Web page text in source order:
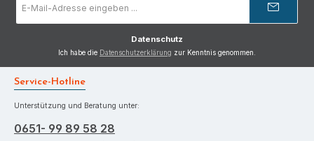
Mail-
Datenschutz
Ich habe die Datenschutzerklärung zur Kenntnis genommen.
Service-Hotline
Unterstützung und Beratung unter:
0651- 99 89 58 28